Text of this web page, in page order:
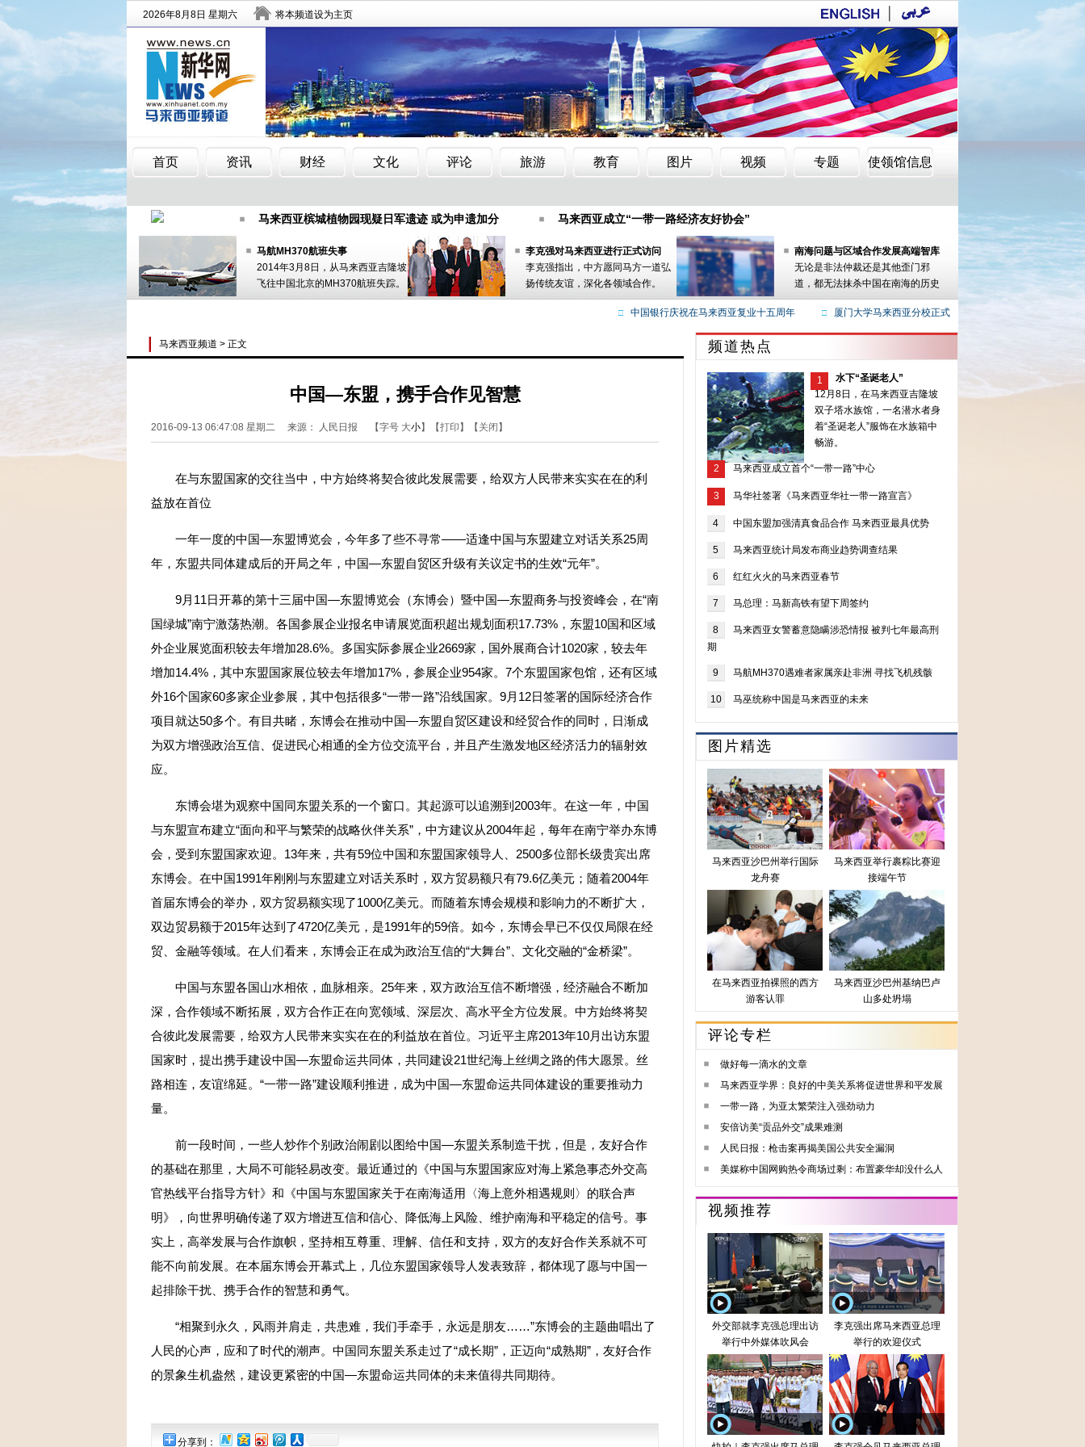
马来西亚槟城植物园现疑日军遗迹 或为申遗加分 马来西亚成立“一带一路经济友好协会”
紧张与乐趣同在：50米空中餐厅 边享美食边赏景(图) 马珈公参携馆员出席马来西亚华人新春团拜活动
马来西亚举行第21届巴西古当国际风筝节 马来西亚教育部拟将国民中学华文科列为正课
马来西亚槟城植物园现疑日军遗迹 或为申遗加分 马来西亚成立“一带一路经济友好协会”
马航MH370航班失事
2014年3月8日，从马来西亚吉隆坡
飞往中国北京的MH370航班失踪。
李克强对马来西亚进行正式访问
李克强指出，中方愿同马方一道弘
扬传统友谊，深化各领域合作。
南海问题与区域合作发展高端智库
学术研讨会
无论是非法仲裁还是其他歪门邪
道，都无法抹杀中国在南海的历史
性权利。
中国银行庆祝在马来西亚复业十五周年
厦门大学马来西亚分校正式开学
马来西亚频道 > 正文
中国—东盟，携手合作见智慧
2016-09-13 06:47:08 星期二 来源： 人民日报 【字号 大小】【打印 】【 关闭 】
在与东盟国家的交往当中，中方始终将契合彼此发展需要，给双方人民带来实实在在的利
益放在首位
一年一度的中国—东盟博览会，今年多了些不寻常——适逢中国与东盟建立对话关系25周
年，东盟共同体建成后的开局之年，中国—东盟自贸区升级有关议定书的生效“元年”。
9月11日开幕的第十三届中国—东盟博览会（东博会）暨中国—东盟商务与投资峰会，在“南
国绿城”南宁激荡热潮。各国参展企业报名申请展览面积超出规划面积17.73%，东盟10国和区域
外企业展览面积较去年增加28.6%。多国实际参展企业2669家，国外展商合计1020家，较去年
增加14.4%，其中东盟国家展位较去年增加17%，参展企业954家。7个东盟国家包馆，还有区域
外16个国家60多家企业参展，其中包括很多“一带一路”沿线国家。9月12日签署的国际经济合作
项目就达50多个。有目共睹，东博会在推动中国—东盟自贸区建设和经贸合作的同时，日渐成
为双方增强政治互信、促进民心相通的全方位交流平台，并且产生激发地区经济活力的辐射效
应。
东博会堪为观察中国同东盟关系的一个窗口。其起源可以追溯到2003年。在这一年，中国
与东盟宣布建立“面向和平与繁荣的战略伙伴关系”，中方建议从2004年起，每年在南宁举办东博
会，受到东盟国家欢迎。13年来，共有59位中国和东盟国家领导人、2500多位部长级贵宾出席
东博会。在中国1991年刚刚与东盟建立对话关系时，双方贸易额只有79.6亿美元；随着2004年
首届东博会的举办，双方贸易额实现了1000亿美元。而随着东博会规模和影响力的不断扩大，
双边贸易额于2015年达到了4720亿美元，是1991年的59倍。如今，东博会早已不仅仅局限在经
贸、金融等领域。在人们看来，东博会正在成为政治互信的“大舞台”、文化交融的“金桥梁”。
中国与东盟各国山水相依，血脉相亲。25年来，双方政治互信不断增强，经济融合不断加
深，合作领域不断拓展，双方合作正在向宽领域、深层次、高水平全方位发展。中方始终将契
合彼此发展需要，给双方人民带来实实在在的利益放在首位。习近平主席2013年10月出访东盟
国家时，提出携手建设中国—东盟命运共同体，共同建设21世纪海上丝绸之路的伟大愿景。丝
路相连，友谊绵延。“一带一路”建设顺利推进，成为中国—东盟命运共同体建设的重要推动力
量。
前一段时间，一些人炒作个别政治闹剧以图给中国—东盟关系制造干扰，但是，友好合作
的基础在那里，大局不可能轻易改变。最近通过的《中国与东盟国家应对海上紧急事态外交高
官热线平台指导方针》和《中国与东盟国家关于在南海适用〈海上意外相遇规则〉的联合声
明》，向世界明确传递了双方增进互信和信心、降低海上风险、维护南海和平稳定的信号。事
实上，高举发展与合作旗帜，坚持相互尊重、理解、信任和支持，双方的友好合作关系就不可
能不向前发展。在本届东博会开幕式上，几位东盟国家领导人发表致辞，都体现了愿与中国一
起排除干扰、携手合作的智慧和勇气。
“相聚到永久，风雨并肩走，共患难，我们手牵手，永远是朋友……”东博会的主题曲唱出了
人民的心声，应和了时代的潮声。中国同东盟关系走过了“成长期”，正迈向“成熟期”，友好合作
的景象生机盎然，建设更紧密的中国—东盟命运共同体的未来值得共同期待。
分享到：